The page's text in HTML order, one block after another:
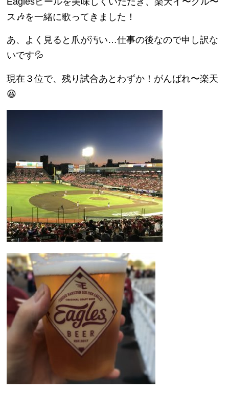
ス🎶を一緒に歌ってきました！
あ、よく見ると爪が汚い…仕事の後なので申し訳な
いです💦
現在３位で、残り試合あとわずか！がんばれ〜楽天
😆